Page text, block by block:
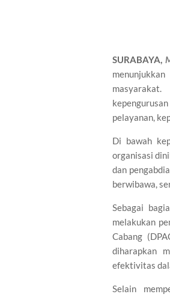
SURABAYA,
pelayanan,
Di bawah
organisasi
dan
berwibawa,
Sebagai
melakukan
Cabang
diharapkan
efektivitas
Selain